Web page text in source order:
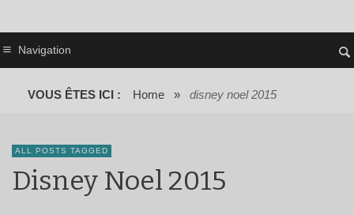
Navigation
VOUS ÊTES ICI : Home » disney noel 2015
ALL POSTS TAGGED
Disney Noel 2015